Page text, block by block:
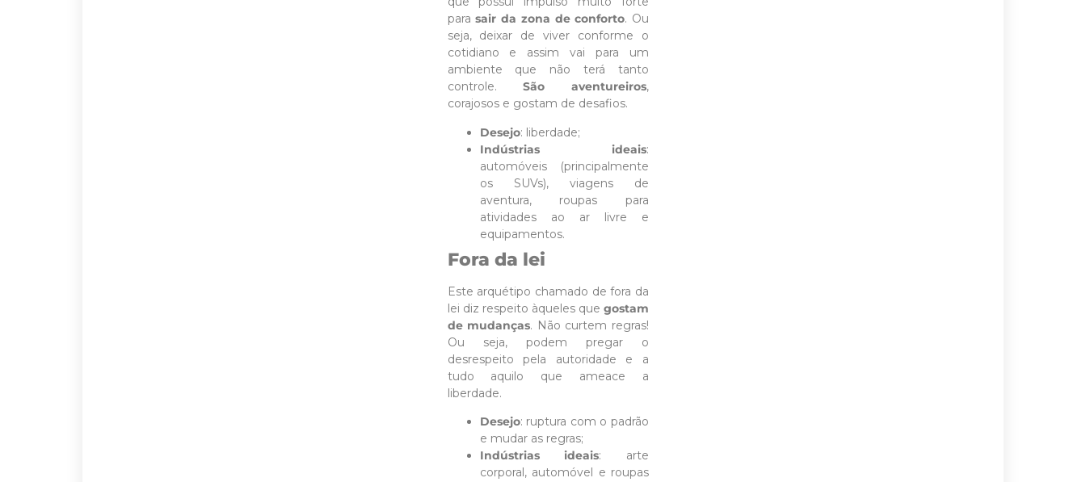
parasair da zona de conforto. Ou
seja, deixar de viver conforme o
cotidiano e assim vai para um
ambiente que não terá tanto
controle. São aventureiros,
corajosos e gostam de desafios.
Desejo: liberdade;
Indústrias ideais:
automóveis (principalmente
os SUVs), viagens de
aventura, roupas para
atividades ao ar livre e
equipamentos.
Fora da lei
Este arquétipo chamado de fora da
lei diz respeito àqueles quegostam
de mudanças. Não curtem regras!
Ou seja, podem pregar o
desrespeito pela autoridade e a
tudo aquilo que ameace a
liberdade.
Desejo: ruptura com o padrão
e mudar as regras;
Indústrias ideais: arte
corporal, automóvel e roupas